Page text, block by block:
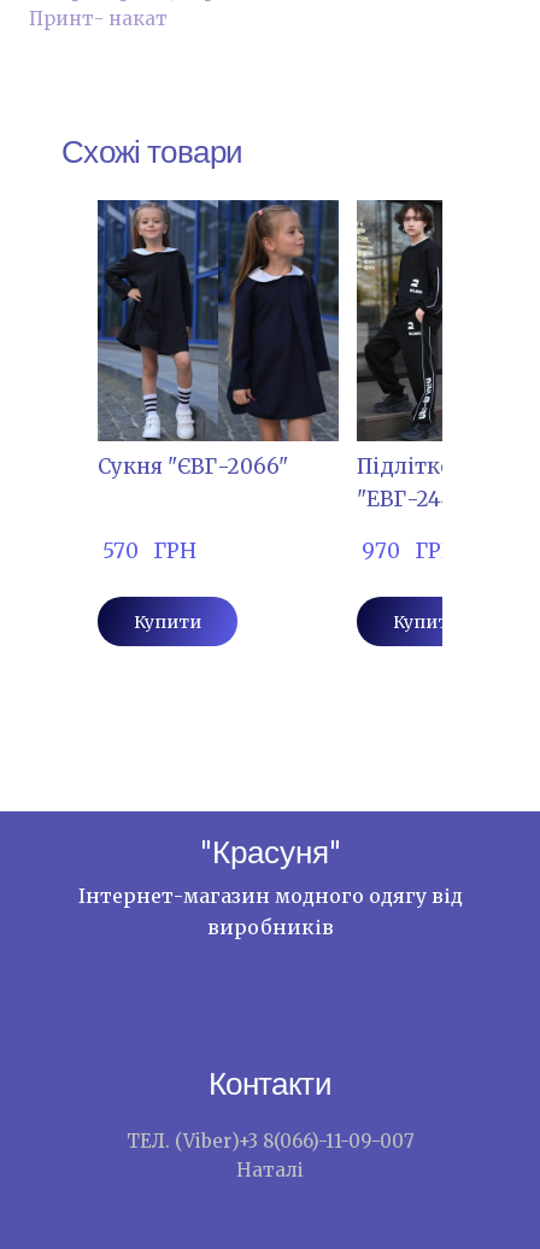
Принт- накат
Схожі товари
Сукня "ЄВГ-2066"
570   ГРН
Купити
Підлітковий
"ЕВГ-2449"
970   ГРН
Купити
"Красуня"
Інтернет-магазин модного одягу від
виробників
Контакти
ТЕЛ. (Viber)+3 8(066)-11-09-007
Наталі